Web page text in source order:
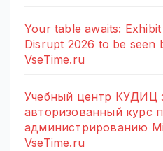
Your table awaits:
Disrupt 2026 to be seen
VseTime.ru
Учебный центр КУДИЦ
авторизованный курс
администрированию
VseTime.ru